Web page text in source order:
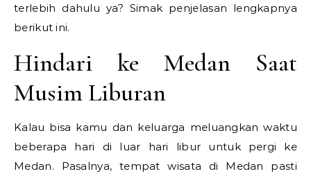
terlebih dahulu ya? Simak penjelasan lengkapnya
berikut ini.
Hindari ke Medan Saat
Musim Liburan
Kalau bisa kamu dan keluarga meluangkan waktu
beberapa hari di luar hari libur untuk pergi ke
Medan. Pasalnya, tempat wisata di Medan pasti